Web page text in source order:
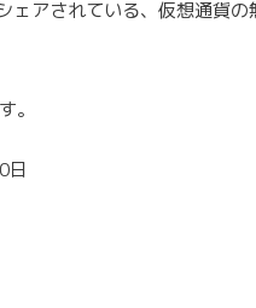
ェアされている、仮想通貨
。
日